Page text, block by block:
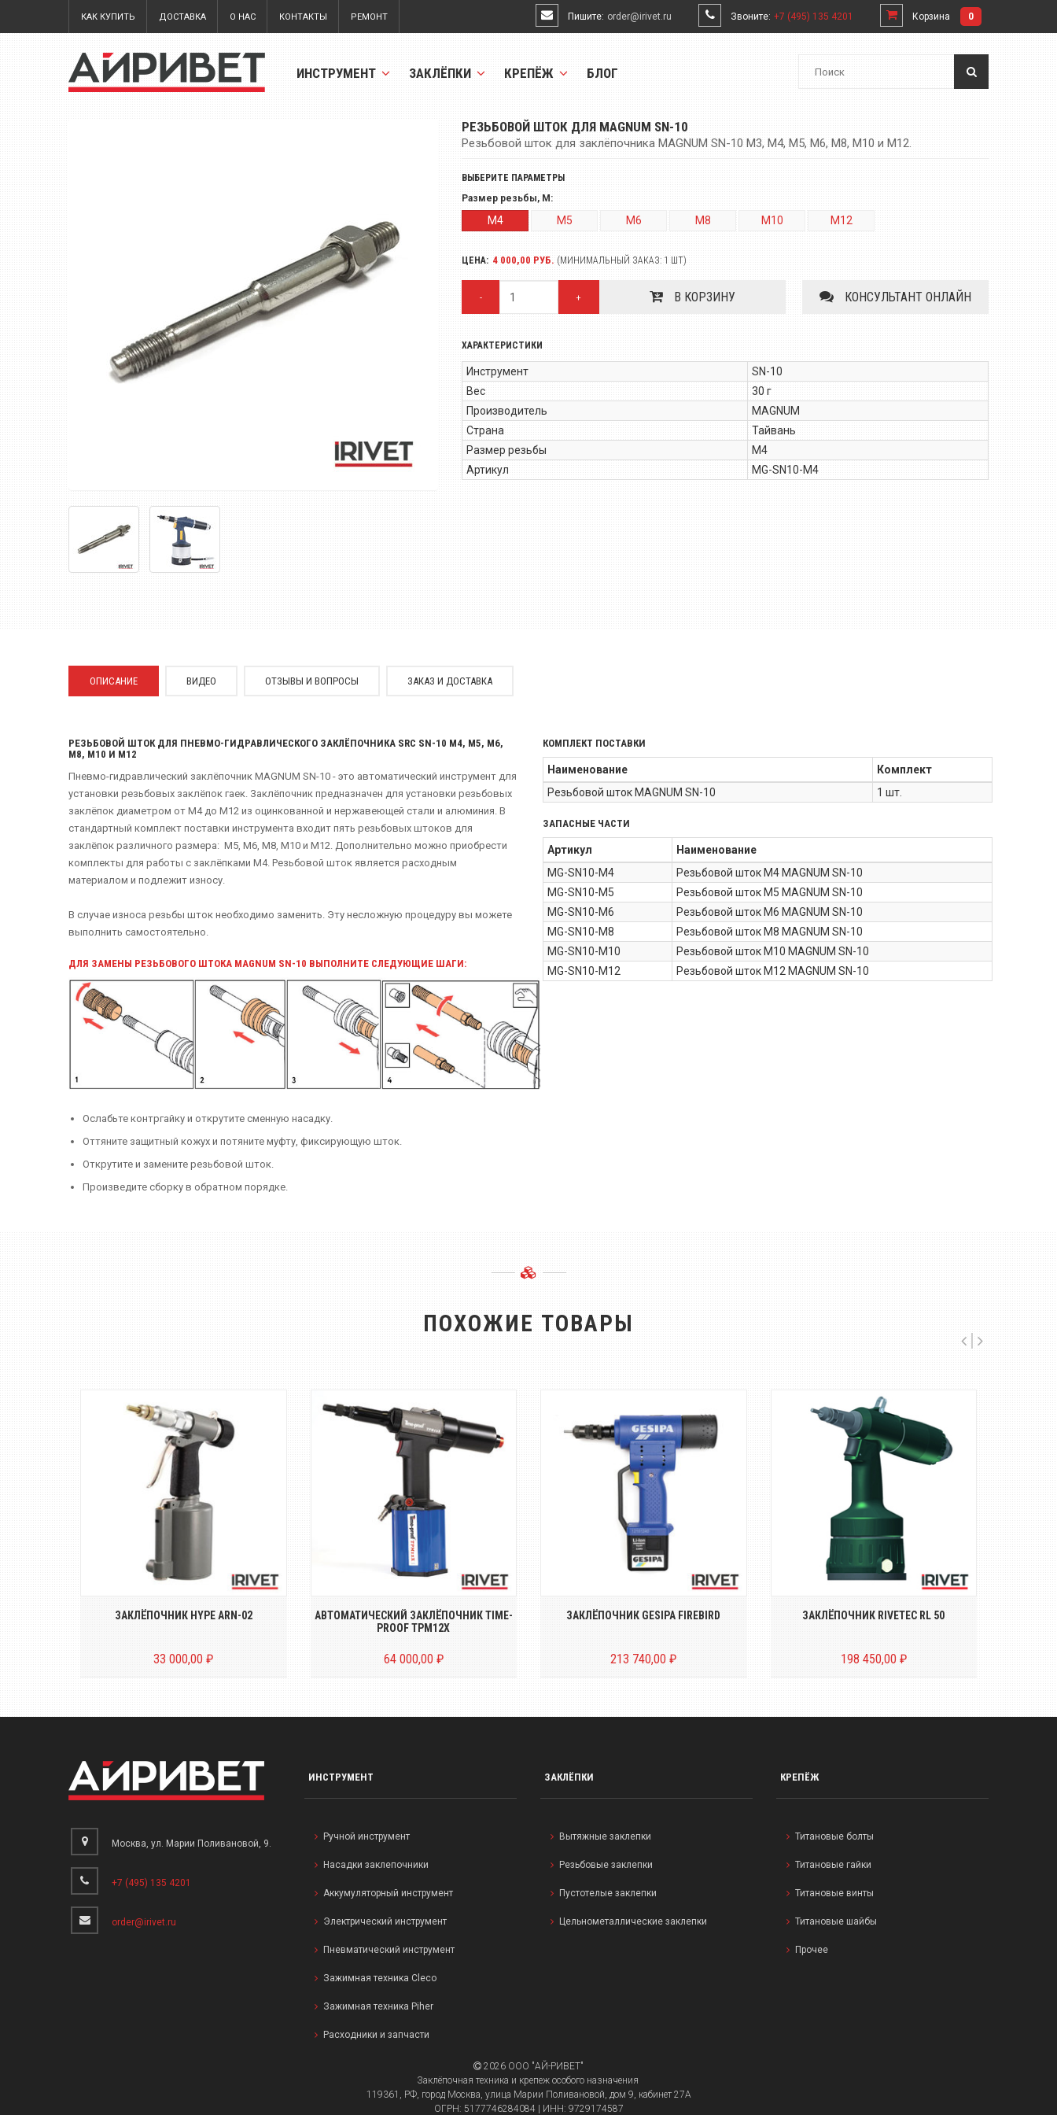
КАК КУПИТЬ ДОСТАВКА О НАС КОНТАКТЫ РЕМОНТ Пишите: order@irivet.ru Звоните: +7 (495) 135 4201 Корзина 0
ИНСТРУМЕНТ ЗАКЛЁПКИ КРЕПЁЖ БЛОГ
РЕЗЬБОВОЙ ШТОК ДЛЯ MAGNUM SN-10
Резьбовой шток для заклёпочника MAGNUM SN-10 M3, M4, M5, M6, M8, М10 и М12.
ВЫБЕРИТЕ ПАРАМЕТРЫ
Размер резьбы, M:
M4 M5 M6 M8 M10 M12
ЦЕНА: 4 000,00 РУБ. (МИНИМАЛЬНЫЙ ЗАКАЗ: 1 ШТ)
- + В КОРЗИНУ КОНСУЛЬТАНТ ОНЛАЙН
ХАРАКТЕРИСТИКИ
Инструмент
SN-10
Вес
30 г
Производитель
MAGNUM
Страна
Тайвань
Размер резьбы
М4
Артикул
MG-SN10-M4
ОПИСАНИЕ ВИДЕО ОТЗЫВЫ И ВОПРОСЫ ЗАКАЗ И ДОСТАВКА
РЕЗЬБОВОЙ ШТОК ДЛЯ ПНЕВМО-ГИДРАВЛИЧЕСКОГО ЗАКЛЁПОЧНИКА SRC SN-10 М4, М5, М6,
М8, M10 И M12
Пневмо-гидравлический заклёпочник MAGNUM SN-10 - это автоматический инструмент для
установки резьбовых заклёпок гаек. Заклёпочник предназначен для установки резьбовых
заклёпок диаметром от М4 до М12 из оцинкованной и нержавеющей стали и алюминия. В
стандартный комплект поставки инструмента входит пять резьбовых штоков для
заклёпок различного размера: М5, М6, М8, М10 и М12. Дополнительно можно приобрести
комплекты для работы с заклёпками М4. Резьбовой шток является расходным
материалом и подлежит износу.
В случае износа резьбы шток необходимо заменить. Эту несложную процедуру вы можете
выполнить самостоятельно.
ДЛЯ ЗАМЕНЫ РЕЗЬБОВОГО ШТОКА MAGNUM SN-10 ВЫПОЛНИТЕ СЛЕДУЮЩИЕ ШАГИ:
Ослабьте контргайку и открутите сменную насадку.
Оттяните защитный кожух и потяните муфту, фиксирующую шток.
Открутите и замените резьбовой шток.
Произведите сборку в обратном порядке.
КОМПЛЕКТ ПОСТАВКИ
Наименование
Комплект
Резьбовой шток MAGNUM SN-10
1 шт.
ЗАПАСНЫЕ ЧАСТИ
Артикул
Наименование
MG-SN10-M4
Резьбовой шток M4 MAGNUM SN-10
MG-SN10-M5
Резьбовой шток M5 MAGNUM SN-10
MG-SN10-M6
Резьбовой шток M6 MAGNUM SN-10
MG-SN10-M8
Резьбовой шток M8 MAGNUM SN-10
MG-SN10-M10
Резьбовой шток M10 MAGNUM SN-10
MG-SN10-M12
Резьбовой шток M12 MAGNUM SN-10
ПОХОЖИЕ ТОВАРЫ
Пневмо-гидравлический
полуавтоматический заклёпочник
для резьбовых ...
ЗАКЛЁПОЧНИК HYPE ARN-02
33 000,00 ₽
Пневмо-гидравлический
заклёпочник для резьбовых
заклёпок размером о...
АВТОМАТИЧЕСКИЙ ЗАКЛЁПОЧНИК TIME-
PROOF TPM12X
64 000,00 ₽
Аккумуляторный инструмент для
установки резьбовых заклёпок
ЗАКЛЁПОЧНИК GESIPA FIREBIRD
213 740,00 ₽
Пневмо-гидравлический
заклёпочник для резьбовых
заклёпок размером о...
ЗАКЛЁПОЧНИК RIVETEC RL 50
198 450,00 ₽
Москва, ул. Марии Поливановой, 9.
+7 (495) 135 4201
order@irivet.ru
ИНСТРУМЕНТ
Ручной инструмент
Насадки заклепочники
Аккумуляторный инструмент
Электрический инструмент
Пневматический инструмент
Зажимная техника Cleco
Зажимная техника Piher
Расходники и запчасти
ЗАКЛЁПКИ
Вытяжные заклепки
Резьбовые заклепки
Пустотелые заклепки
Цельнометаллические заклепки
КРЕПЁЖ
Титановые болты
Титановые гайки
Титановые винты
Титановые шайбы
Прочее
2026 ООО "АЙ-РИВЕТ"
Заклёпочная техника и крепеж особого назначения
119361, РФ, город Москва, улица Марии Поливановой, дом 9, кабинет 27А
ОГРН: 5177746284084 | ИНН: 9729174587